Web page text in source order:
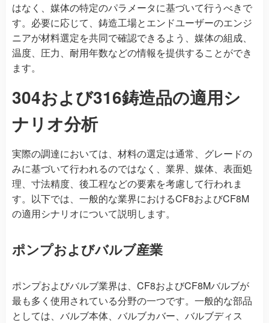
はなく、媒体の特定のパラメータに基づいて行うべきで
す。必要に応じて、鋳造工場とエンドユーザーのエンジ
ニアが材料選定を共同で確認できるよう、媒体の組成、
温度、圧力、耐用年数などの情報を提供することができ
ます。
304および316鋳造品の適用シ
ナリオ分析
実際の調達においては、材料の選定は通常、グレードの
みに基づいて行われるのではなく、業界、媒体、表面処
理、寸法精度、後工程などの要素を考慮して行われま
す。以下では、一般的な業界におけるCF8およびCF8M
の適用シナリオについて説明します。
ポンプおよびバルブ産業
ポンプおよびバルブ業界は、CF8およびCF8Mバルブが
最も多く使用されている分野の一つです。一般的な部品
としては、バルブ本体、バルブカバー、バルブディス